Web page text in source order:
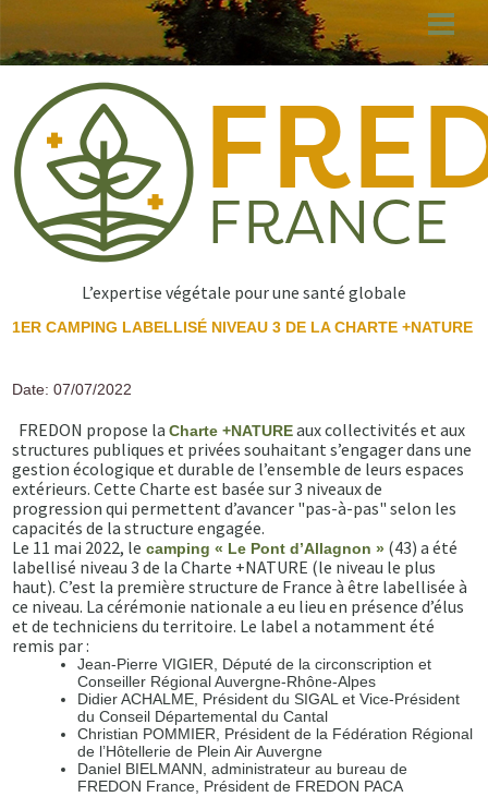
au
principal
L’expertise végétale pour une santé globale
1ER CAMPING LABELLISÉ NIVEAU 3 DE LA CHARTE +NATURE
Date: 07/07/2022
FREDON propose laCharte +NATUREaux collectivités et aux
structures publiques et privées souhaitant s’engager dans une
gestion écologique et durable de l’ensemble de leurs espaces
extérieurs. Cette Charte est basée sur 3 niveaux de
progression qui permettent d’avancer "pas-à-pas" selon les
capacités de la structure engagée.
Le 11 mai 2022, le camping « Le Pont d’Allagnon » (43) a été
labellisé niveau 3 de la Charte +NATURE (le niveau le plus
haut). C’est la première structure de France à être labellisée à
ce niveau. La cérémonie nationale a eu lieu en présence d’élus
et de techniciens du territoire. Le label a notamment été
remis par :
Jean-Pierre VIGIER, Député de la circonscription et
Conseiller Régional Auvergne-Rhône-Alpes
Didier ACHALME, Président du SIGAL et Vice-Président
du Conseil Départemental du Cantal
Christian POMMIER, Président de la Fédération Régional
de l’Hôtellerie de Plein Air Auvergne
Daniel BIELMANN, administrateur au bureau de
FREDON France, Président de FREDON PACA